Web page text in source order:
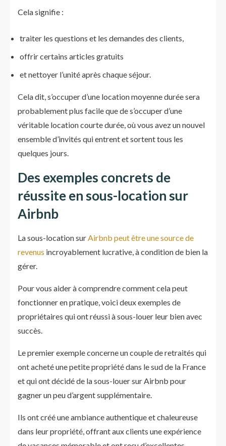
Cela signifie :
traiter les questions et les demandes des clients,
offrir certains articles gratuits
et nettoyer l’unité après chaque séjour.
Cela dit, s’occuper d’une location moyenne durée sera
probablement plus facile que de s’occuper d’une
véritable location courte durée, où vous avez un nouvel
ensemble d’invités qui entrent et sortent tous les
quelques jours.
Des exemples concrets de
réussite en sous-location sur
Airbnb
La sous-location surAirbnb peut être une source de
revenus incroyablement lucrative, à condition de bien la
gérer.
Pour vous aider à comprendre comment cela peut
fonctionner en pratique, voici deux exemples de
propriétaires qui ont réussi à sous-louer leur bien avec
succès.
Le premier exemple concerne un couple de retraités qui
ont acheté une petite propriété dans le sud de la France
et qui ont décidé de la sous-louer sur Airbnb pour
gagner un peu d’argent supplémentaire.
Ils ont créé une ambiance authentique et chaleureuse
dans leur propriété, offrant aux clients une expérience